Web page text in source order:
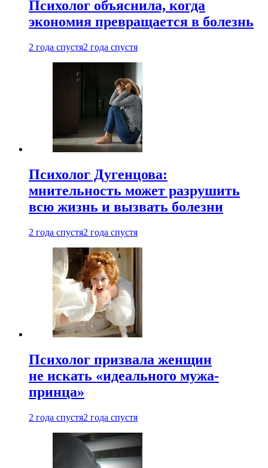
Психолог объяснила, когда
экономия превращается в болезнь
2 года спустя2 года спустя
Психолог Дугенцова:
мнительность может разрушить
всю жизнь и вызвать болезни
2 года спустя2 года спустя
Психолог призвала женщин
не искать «идеального мужа-
принца»
2 года спустя2 года спустя